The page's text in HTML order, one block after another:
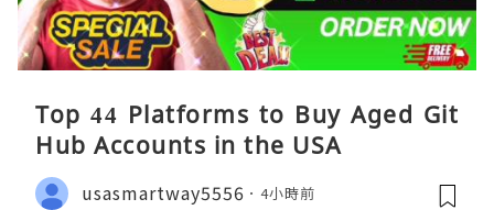
Top 44 Platforms to Buy Aged Git
Hub Accounts in the USA
usasmartway5556 4小時前